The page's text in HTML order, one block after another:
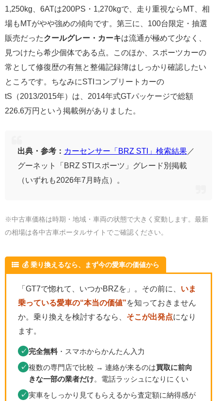
1,250kg、6ATは200PS・1,270kgで、走り重視ならMT、相
場もMTがやや強めの傾向です。第三に、100台限定・抽選
販売だったクールグレー・カーキは流通が極めて少なく、
見つけたら希少個体である点。このほか、スポーツカーの
常として修復歴の有無と整備記録簿はしっかり確認したい
ところです。ちなみにSTIコンプリートカーの
tS（2013/2015年）は、2014年式GTパッケージで総額
226.6万円という掲載例がありました。
出典・参考： カーセンサー「BRZ STI」検索結果／
グーネット「BRZ STIスポーツ」グレード別掲載
（いずれも2026年7月時点）。
※中古車価格は時期・地域・車両の状態で大きく変動します。最新
の相場は各中古車ポータルサイトでご確認ください。
💰 乗り換えるなら、まず今の愛車の価値から
「GT7で惚れて、いつかBRZを」。その前に、 いま
乗っている愛車の“本当の価値”を知っておきません
か。乗り換えを検討するなら、 そこが出発点になり
ます。
✓ 完全無料 ・スマホからかんたん入力
✓ 複数の専門店で比較 → 連絡が来るのは買取に前向
きな一部の業者だけ。電話ラッシュになりにくい
✓ 実車をしっかり見てもらえるから査定額に納得感が